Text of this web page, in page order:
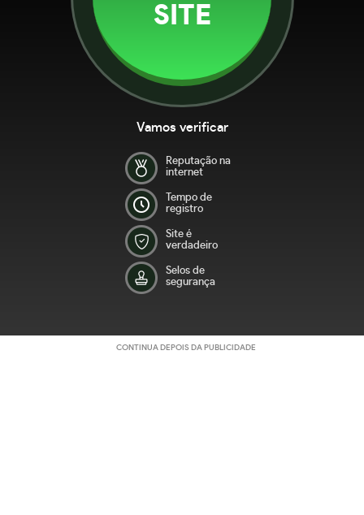
SITE
Vamos verificar
Reputação na
internet
Tempo de
registro
Site é
verdadeiro
Selos de
segurança
CONTINUA DEPOIS DA PUBLICIDADE